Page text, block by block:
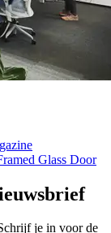
Glass Door
je in voor de